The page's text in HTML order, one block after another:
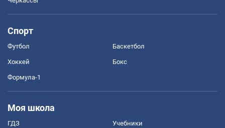
Спорт
Футбол Баскетбол
Хоккей Бокс
Формула-1
Моя школа
ГДЗ Учебники